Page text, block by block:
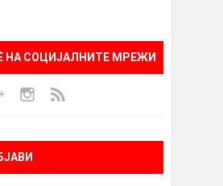
НА СОЦИЈАЛНИТЕ МРЕЖИ